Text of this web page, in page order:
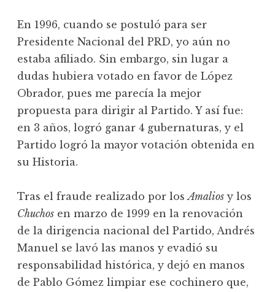
En 1996, cuando se postuló para ser
Presidente Nacional del PRD, yo aún no
estaba afiliado. Sin embargo, sin lugar a
dudas hubiera votado en favor de López
Obrador, pues me parecía la mejor
propuesta para dirigir al Partido. Y así fue:
en 3 años, logró ganar 4 gubernaturas, y el
Partido logró la mayor votación obtenida en
su Historia.
Tras el fraude realizado por losAmalios y los
Chuchos en marzo de 1999 en la renovación
de la dirigencia nacional del Partido, Andrés
Manuel se lavó las manos y evadió su
responsabilidad histórica, y dejó en manos
de Pablo Gómez limpiar ese cochinero que,